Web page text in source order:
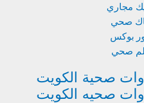
مجاري
صحي
بوكس
صحي
صحية الكويت
صحيه الكويت